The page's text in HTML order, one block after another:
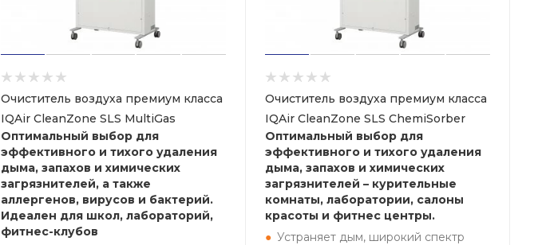
Очиститель воздуха премиум класса
IQAir CleanZone SLS MultiGas
Оптимальный выбор для
эффективного и тихого удаления
дыма, запахов и химических
загрязнителей, а также
аллергенов, вирусов и бактерий.
Идеален для школ, лабораторий,
фитнес-клубов
Очиститель воздуха премиум класса
IQAir CleanZone SLS ChemiSorber
Оптимальный выбор для
эффективного и тихого удаления
дыма, запахов и химических
загрязнителей – курительные
комнаты, лаборатории, салоны
красоты и фитнес центры.
Устраняет дым, широкий спектр